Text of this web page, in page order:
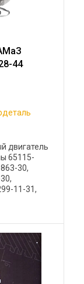
44
двигатель
65115-
30,
11-31,
самосвал-